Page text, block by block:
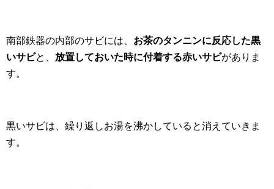
南部鉄器の内部のサビには、 お茶のタンニンに反応した黒
いサビと、 放置しておいた時に付着する赤いサビがありま
す。
黒いサビは、繰り返しお湯を沸かしていると消えていきま
す。